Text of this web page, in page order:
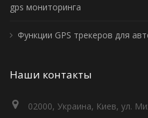
gps мониторинга
Функции GPS трекеров для
Наши контакты
02000, Украина, Киев, ул.